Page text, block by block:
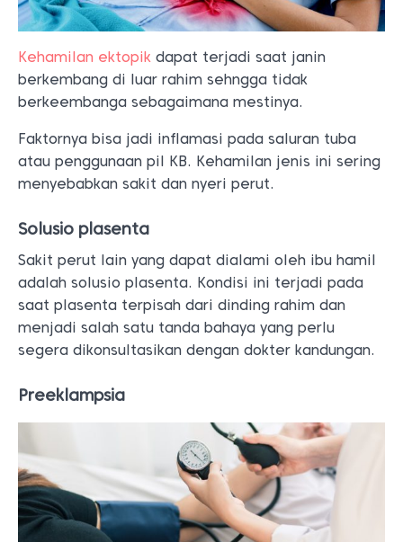
Kehamilan ektopik dapat terjadi saat janin
berkembang di luar rahim sehngga tidak
berkeembanga sebagaimana mestinya.
Faktornya bisa jadi inflamasi pada saluran tuba
atau penggunaan pil KB. Kehamilan jenis ini sering
menyebabkan sakit dan nyeri perut.
Solusio plasenta
Sakit perut lain yang dapat dialami oleh ibu hamil
adalah solusio plasenta. Kondisi ini terjadi pada
saat plasenta terpisah dari dinding rahim dan
menjadi salah satu tanda bahaya yang perlu
segera dikonsultasikan dengan dokter kandungan.
Preeklampsia